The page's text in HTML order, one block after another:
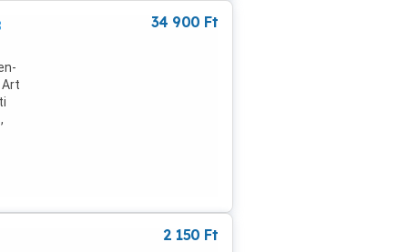
Art
34 900 Ft
2 150 Ft